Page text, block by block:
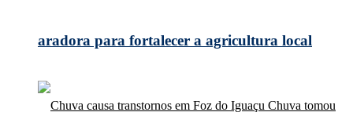
aradora para fortalecer a agricultura local